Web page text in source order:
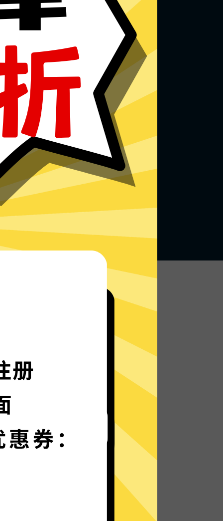
无论何地，无限访问
神加速器的自研发通信协议，使您无论是
路上还是沙发上，都能轻松快速地访问网